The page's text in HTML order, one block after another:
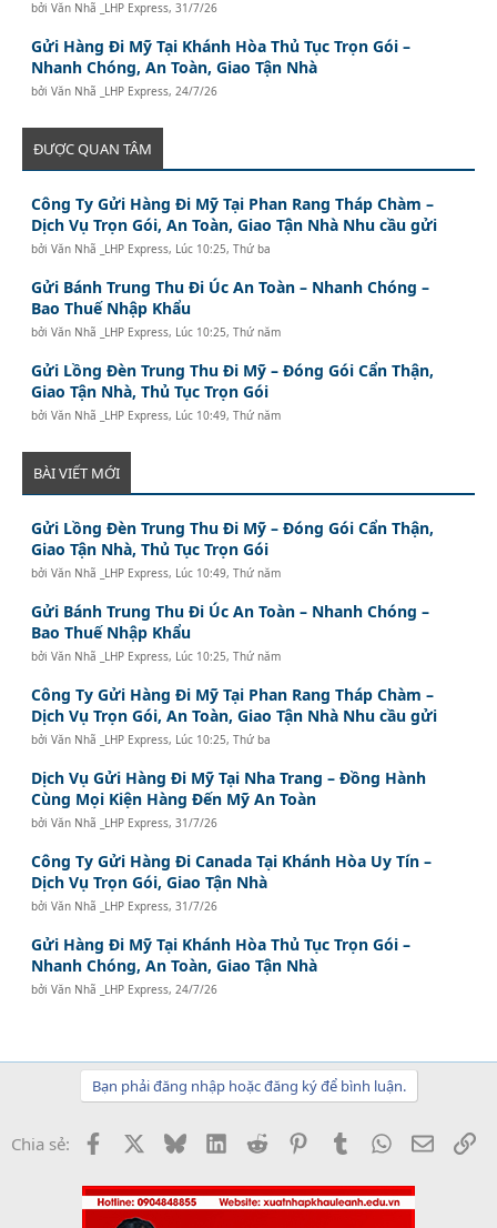
bởiVăn Nhã _LHP Express,31/7/26
Gửi Hàng Đi Mỹ Tại Khánh Hòa Thủ Tục Trọn Gói –
Nhanh Chóng, An Toàn, Giao Tận Nhà
bởiVăn Nhã _LHP Express, 24/7/26
ĐƯỢC QUAN TÂM
Công Ty Gửi Hàng Đi Mỹ Tại Phan Rang Tháp Chàm –
Dịch Vụ Trọn Gói, An Toàn, Giao Tận Nhà Nhu cầu gửi
bởiVăn Nhã _LHP Express, Lúc 10:25, Thứ ba
Gửi Bánh Trung Thu Đi Úc An Toàn – Nhanh Chóng –
Bao Thuế Nhập Khẩu
bởiVăn Nhã _LHP Express, Lúc 10:25, Thứ năm
Gửi Lồng Đèn Trung Thu Đi Mỹ – Đóng Gói Cẩn Thận,
Giao Tận Nhà, Thủ Tục Trọn Gói
bởiVăn Nhã _LHP Express, Lúc 10:49, Thứ năm
BÀI VIẾT MỚI
Gửi Lồng Đèn Trung Thu Đi Mỹ – Đóng Gói Cẩn Thận,
Giao Tận Nhà, Thủ Tục Trọn Gói
bởiVăn Nhã _LHP Express, Lúc 10:49, Thứ năm
Gửi Bánh Trung Thu Đi Úc An Toàn – Nhanh Chóng –
Bao Thuế Nhập Khẩu
bởiVăn Nhã _LHP Express, Lúc 10:25, Thứ năm
Công Ty Gửi Hàng Đi Mỹ Tại Phan Rang Tháp Chàm –
Dịch Vụ Trọn Gói, An Toàn, Giao Tận Nhà Nhu cầu gửi
bởiVăn Nhã _LHP Express, Lúc 10:25, Thứ ba
Dịch Vụ Gửi Hàng Đi Mỹ Tại Nha Trang – Đồng Hành
Cùng Mọi Kiện Hàng Đến Mỹ An Toàn
bởiVăn Nhã _LHP Express,31/7/26
Công Ty Gửi Hàng Đi Canada Tại Khánh Hòa Uy Tín –
Dịch Vụ Trọn Gói, Giao Tận Nhà
bởiVăn Nhã _LHP Express,31/7/26
Gửi Hàng Đi Mỹ Tại Khánh Hòa Thủ Tục Trọn Gói –
Nhanh Chóng, An Toàn, Giao Tận Nhà
bởiVăn Nhã _LHP Express, 24/7/26
Bạn phải đăng nhập hoặc đăng ký để bình luận.
Chia sẻ: Facebook BlueskyLinkedInReddit PinterestTumblrWhatsApp
Email